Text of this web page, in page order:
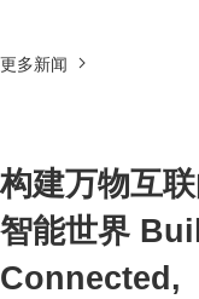
更多新闻
构建万物互
智能世界
Connected,